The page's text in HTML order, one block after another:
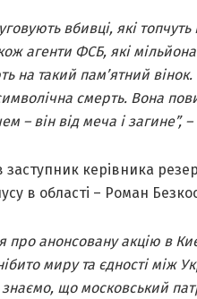
вбивці, які топчуть
агенти ФСБ, які
на такий пам’ятний
смерть. Вона
– він від меча і загине”,
заступник керівника
в області – Роман
про анонсовану акцію в
миру та єдності між
знаємо, що московський